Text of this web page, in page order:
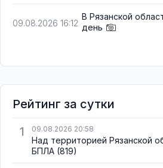
09.08.2026 16:12
В Рязанской
день
Рейтинг за сутки
1
09.08.2026 20:58
Над территорией Рязанской
БПЛА (819)